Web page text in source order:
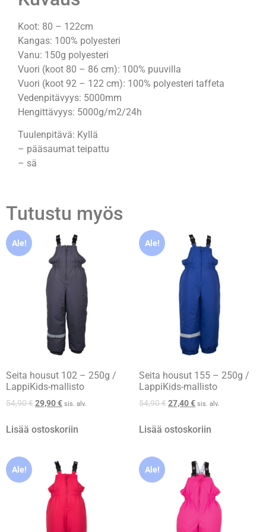
Koot: 80 – 122cm
Kangas: 100% polyesteri
Vanu: 150g polyesteri
Vuori (koot 80 – 86 cm): 100% puuvilla
Vuori (koot 92 – 122 cm): 100% polyesteri taffeta
Vedenpitävyys: 5000mm
Hengittävyys: 5000g/m2/24h
Tuulenpitävä: Kyllä
– pääsaumat teipattu
– sä
Tutustu myös
Ale!
Seita housut 102 – 250g /
LappiKids-mallisto
54,90€29,90€ sis. alv.
Lisää ostoskoriin
Ale!
Seita housut 155 – 250g /
LappiKids-mallisto
54,90€27,40€ sis. alv.
Lisää ostoskoriin
Ale! Ale!